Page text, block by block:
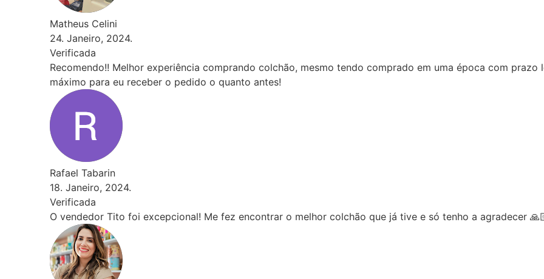
Matheus Celini
24. Janeiro, 2024.
Verificada
Recomendo!! Melhor experiência comprando colchão, mesmo tendo comprado em uma época com prazo
máximo para eu receber o pedido o quanto antes!
Rafael Tabarin
18. Janeiro, 2024.
Verificada
O vendedor Tito foi excepcional! Me fez encontrar o melhor colchão que já tive e só tenho a agradecer 🙏🏻